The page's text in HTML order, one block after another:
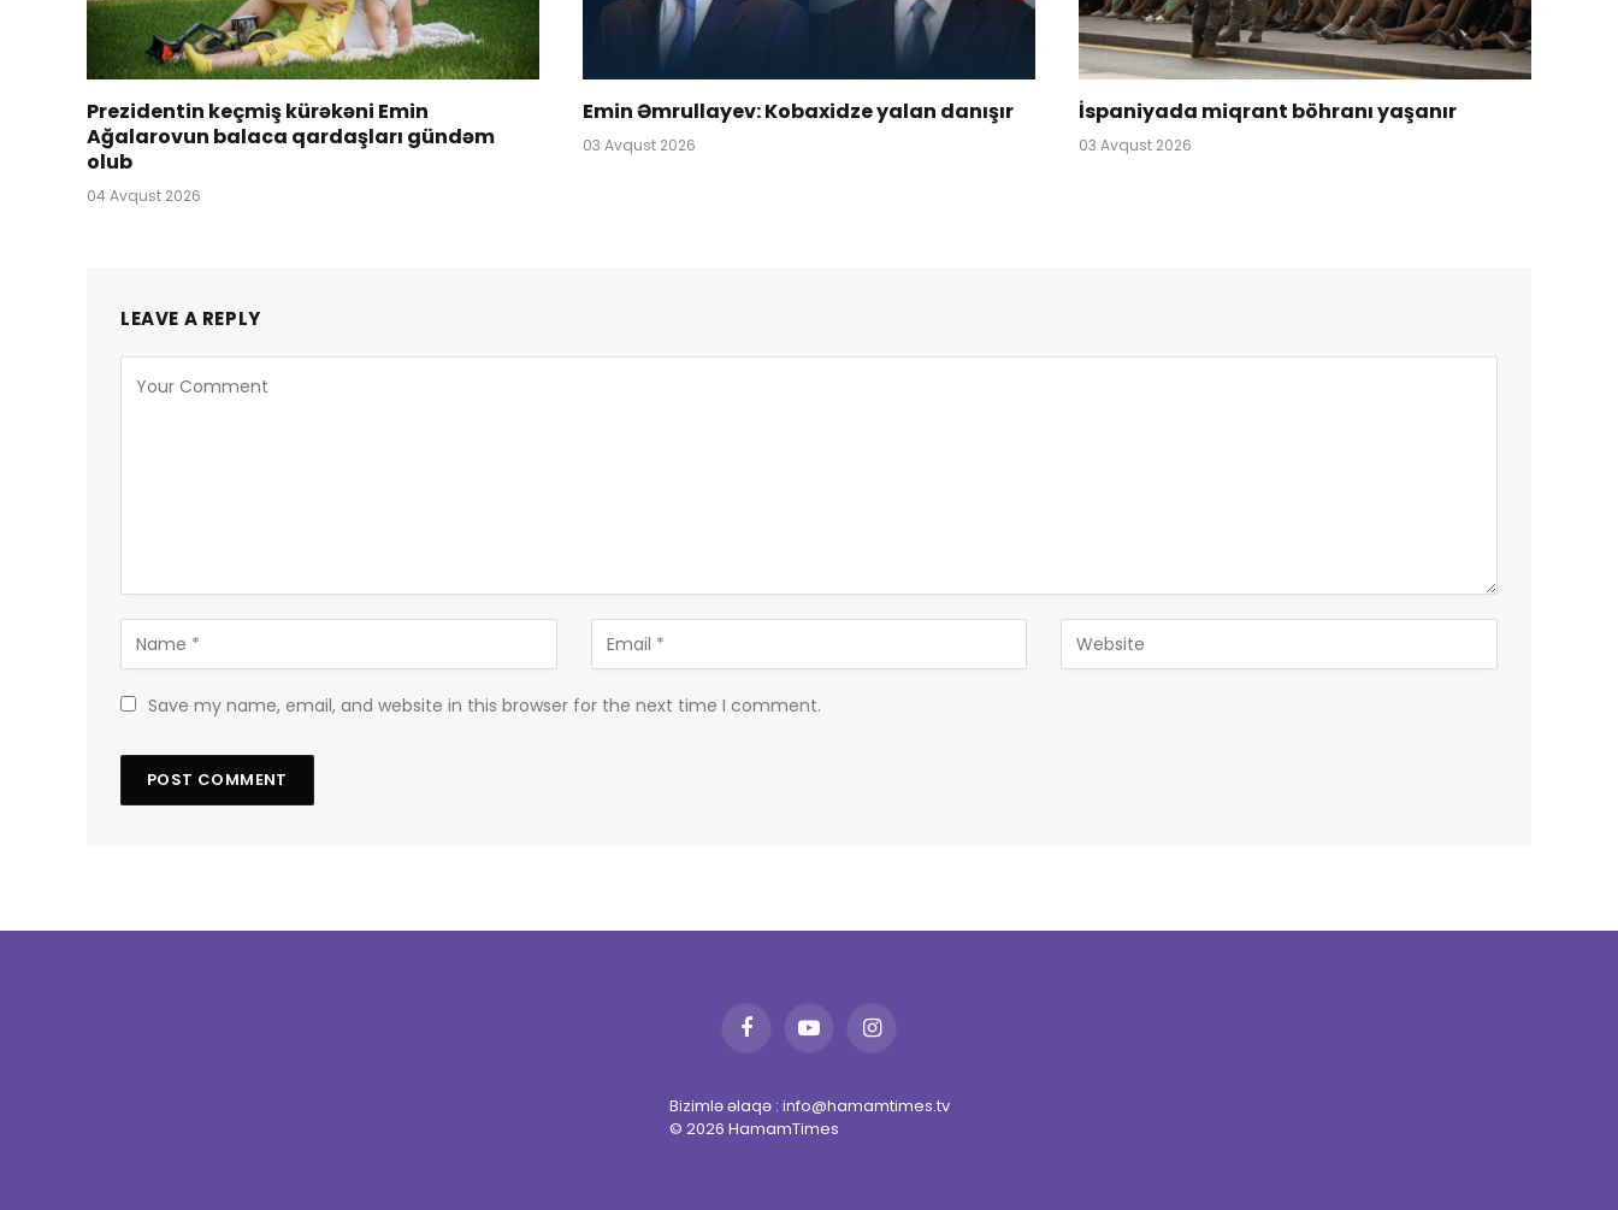
Prezidentin keçmiş kürəkəni Emin
Ağalarovun balaca qardaşları gündəm
olub
04 Avqust 2026
Emin Əmrullayev: Kobaxidze yalan danışır
03 Avqust 2026
İspaniyada miqrant böhranı yaşanır
03 Avqust 2026
LEAVE A REPLY
Save my name, email, and website in this browser for the next time I comment.
FacebookYouTubeInstagram
Bizimlə əlaqə : info@hamamtimes.tv
© 2026 HamamTimes